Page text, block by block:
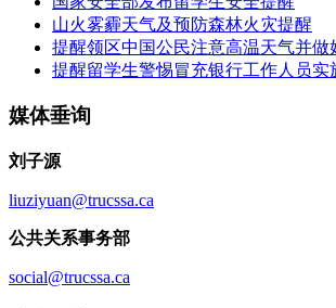
山火雾霾天气及预防森林火灾提醒
提醒领区中国公民注意高温天气并做
提醒留学生警惕冒充银行工作人员实
媒体垂询
刘子源
liuziyuan@trucssa.ca
公共关系事务部
social@trucssa.ca